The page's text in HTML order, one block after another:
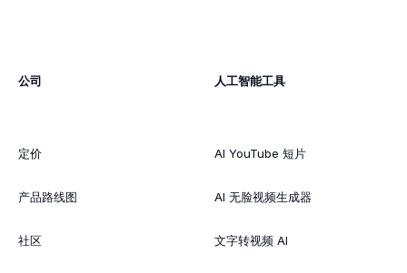
公司
定价
产品路线图
社区
人工智能工具
AI YouTube 短片
AI 无脸视频生成器
文字转视频 AI